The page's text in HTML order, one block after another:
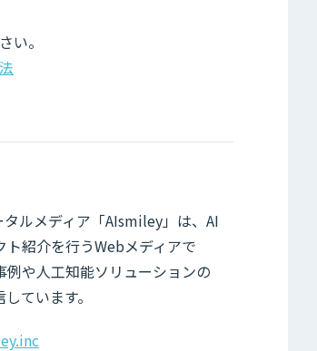
い。
ルメディア「AIsmiley」は、AI
紹介を行うWebメディアで
例や人工知能ソリューションの
ています。